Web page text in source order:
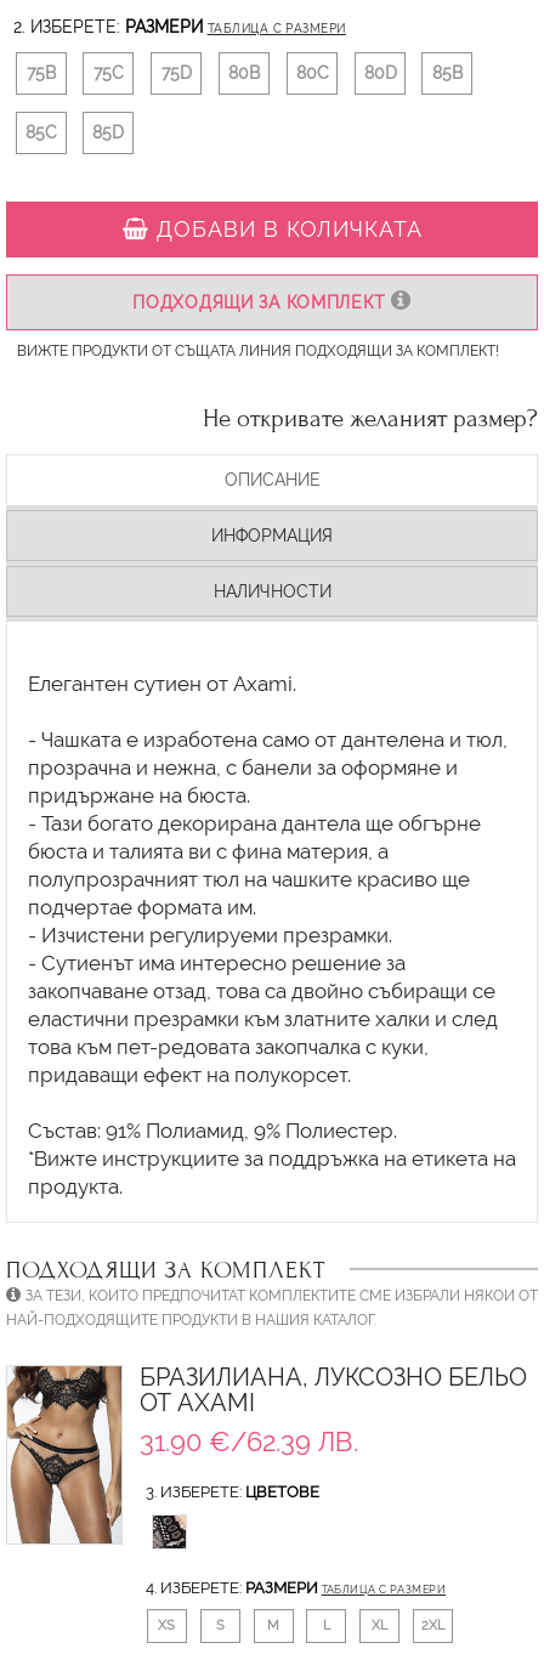
2. ИЗБЕРЕТЕ: РАЗМЕРИ ТАБЛИЦА С РАЗМЕРИ
75B 75C 75D 80B 80C 80D 85B
85C 85D
ДОБАВИ В КОЛИЧКАТА
ПОДХОДЯЩИ ЗА КОМПЛЕКТ
ВИЖТЕ ПРОДУКТИ ОТ СЪЩАТА ЛИНИЯ ПОДХОДЯЩИ ЗА КОМПЛЕКТ!
Не откривате желаният размер?
ОПИСАНИЕ
ИНФОРМАЦИЯ
НАЛИЧНОСТИ
Елегантен сутиен от Axami.
- Чашката е изработена само от дантелена и тюл,
прозрачна и нежна, с банели за оформяне и
придържане на бюста.
- Тази богато декорирана дантела ще обгърне
бюста и талията ви с фина материя, а
полупрозрачният тюл на чашките красиво ще
подчертае формата им.
- Изчистени регулируеми презрамки.
- Сутиенът има интересно решение за
закопчаване отзад, това са двойно събиращи се
еластични презрамки към златните халки и след
това към пет-редовата закопчалка с куки,
придаващи ефект на полукорсет.
Състав: 91% Полиамид, 9% Полиестер.
*Вижте инструкциите за поддръжка на етикета на
ПОДХОДЯЩИ ЗА КОМПЛЕКТ
ЗА ТЕЗИ, КОИТО ПРЕДПОЧИТАТ КОМПЛЕКТИТЕ СМЕ ИЗБРАЛИ НЯКОИ ОТ
НАЙ-ПОДХОДЯЩИТЕ ПРОДУКТИ В НАШИЯ КАТАЛОГ.
БРАЗИЛИАНА, ЛУКСОЗНО БЕЛЬО
ОТ AXAMI
31.90 €/62.39 ЛВ.
3. ИЗБЕРЕТЕ: ЦВЕТОВЕ
4. ИЗБЕРЕТЕ: РАЗМЕРИ ТАБЛИЦА С РАЗМЕРИ
XS S M L XL 2XL